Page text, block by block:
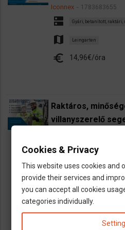
Iconnex 1783683655
dns Gyári, betanított, raktári,
map Leingarten
euro 14,96€/óra
Raktáros,
villanyszerelő
munka
Iconnex
map Leingarten
euro 14,87€-22,28€
Cookies & Privacy
This website uses cookies and
provide their services and
you can accept all cookies
categories individually.